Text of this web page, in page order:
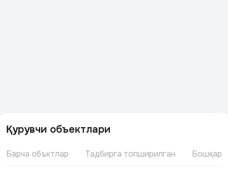
Қурувчи объектлари
Барча объктлар Тадбирга топширилган